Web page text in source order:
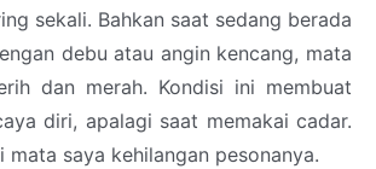
sekali. Bahkan saat sedang berada
debu atau angin kencang, mata
dan merah. Kondisi ini membuat
diri, apalagi saat memakai cadar.
mata saya kehilangan pesonanya.